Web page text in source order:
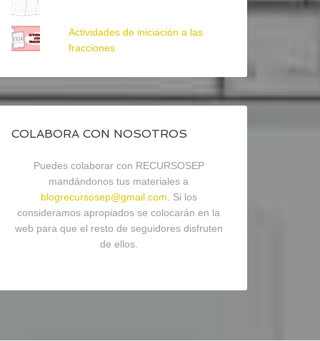
Actividades de iniciación a las
fracciones
COLABORA CON NOSOTROS
Puedes colaborar con RECURSOSEP
mandándonos tus materiales a
blogrecursosep@gmail.com . Si los
consideramos apropiados se colocarán en la
web para que el resto de seguidores disfruten
de ellos.